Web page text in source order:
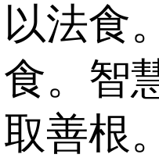
以法食
食。智
取善根